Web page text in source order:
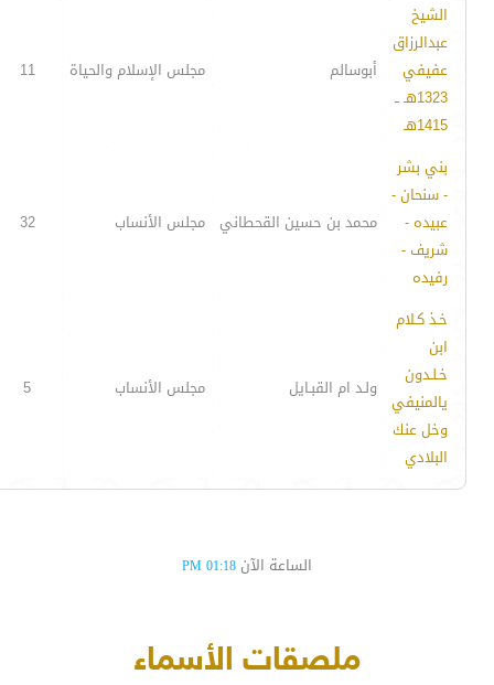
الشيخ
عبدالرزاق
عفيفي
1323هـ ــ
1415هـ
أبوسالم مجلس الإسلام والحياة 11
بني بشر
- سنحان -
عبيده -
شريف -
رفيده
محمد بن حسين القحطاني مجلس الأنساب 32
خـذ كـلام
ابن
خـلـدون
يالمنيفي
وخل عنك
البلادي
ولـد ام القبـايل مجلس الأنساب 5
الساعة الآن 01:18 PM
ملصقات الأسماء